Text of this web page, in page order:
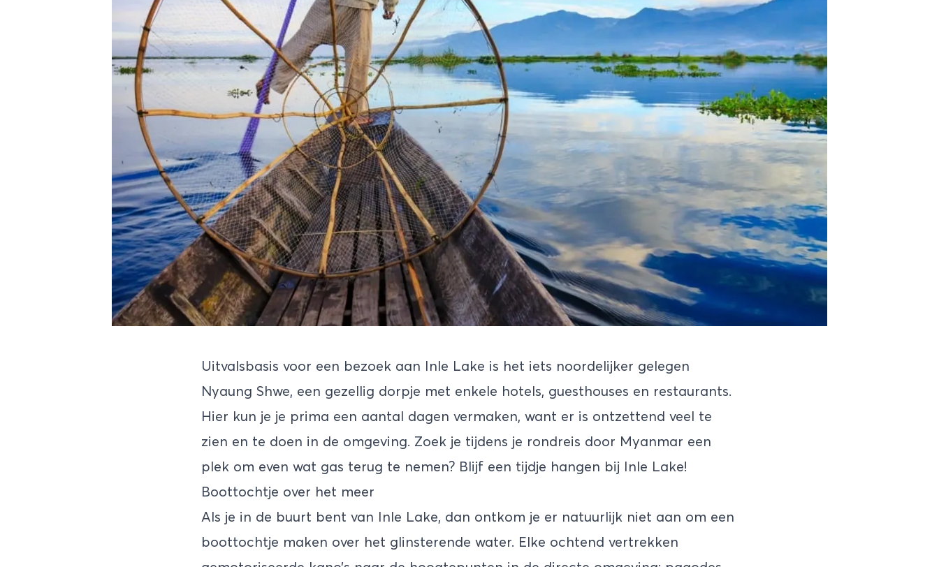
Uitvalsbasis voor een bezoek aan Inle Lake is het iets noordelijker gelegen
Nyaung Shwe, een gezellig dorpje met enkele hotels, guesthouses en restaurants.
Hier kun je je prima een aantal dagen vermaken, want er is ontzettend veel te
zien en te doen in de omgeving. Zoek je tijdens je rondreis door Myanmar een
plek om even wat gas terug te nemen? Blijf een tijdje hangen bij Inle Lake!
Boottochtje over het meer
Als je in de buurt bent van Inle Lake, dan ontkom je er natuurlijk niet aan om een
boottochtje maken over het glinsterende water. Elke ochtend vertrekken